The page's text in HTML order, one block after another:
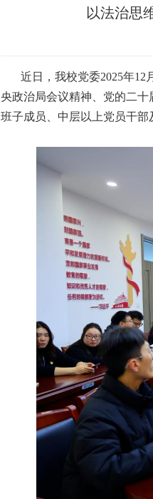
以法治思
近日，我校党委2025年12
央政治局会议精神、党的二
班子成员、中层以上党员干部